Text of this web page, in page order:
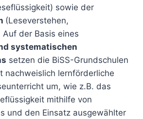
sowie der
(Leseverstehen,
der Basis eines
systematischen
setzen die BiSS-Grundschulen
nachweislich lernförderliche
um, wie z.B. das
mithilfe von
und den Einsatz ausgewählter